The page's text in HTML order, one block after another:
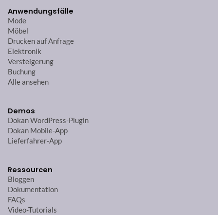
Anwendungsfälle
Mode
Möbel
Drucken auf Anfrage
Elektronik
Versteigerung
Buchung
Alle ansehen
Demos
Dokan WordPress-Plugin
Dokan Mobile-App
Lieferfahrer-App
Ressourcen
Bloggen
Dokumentation
FAQs
Video-Tutorials